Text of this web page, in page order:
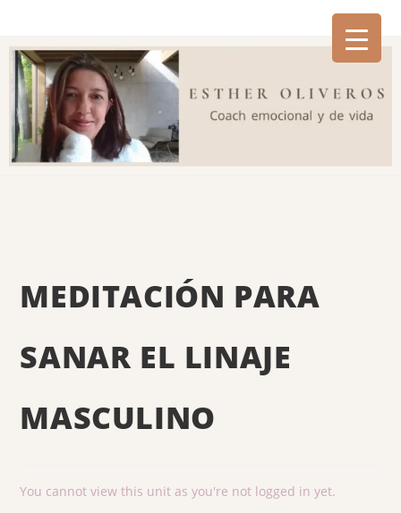
MEDITACIÓN PARA
SANAR EL LINAJE
MASCULINO
You cannot view this unit as you're not logged in yet.